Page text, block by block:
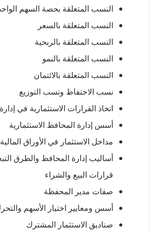
النسب المتعلقة بحصة السهم
النسب المتعلقة بالسعر
النسب المتعلقة بالربحية
النسب المتعلقة بالنمو
النسب المتعلقة بالائتمان
نسب الاحتفاظ ونسب التوزيع
اتخاذ القرارات الاستثمارية في
أسس إدارة المحافظ الاستثمارية
مداخل الاستثمار في الأوراق المالية
أساليب إدارة المحافظ والطرق
قرارات البيع والشراء
صفات مدير المحفظة
أسس ومعايير اختيار الأسهم
صناديق الاستثمار المشترك